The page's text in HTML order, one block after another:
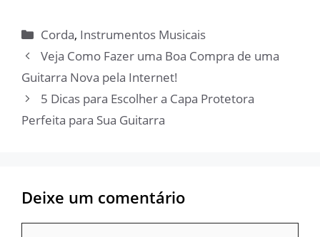
Categorias
Corda, Instrumentos Musicais
Veja Como Fazer uma Boa Compra de uma
Guitarra Nova pela Internet!
5 Dicas para Escolher a Capa Protetora
Perfeita para Sua Guitarra
Deixe um comentário